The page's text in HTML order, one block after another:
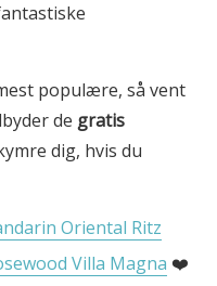
populære, så vent
de gratis
dig, hvis du
Oriental Ritz
Villa Magna ❤️